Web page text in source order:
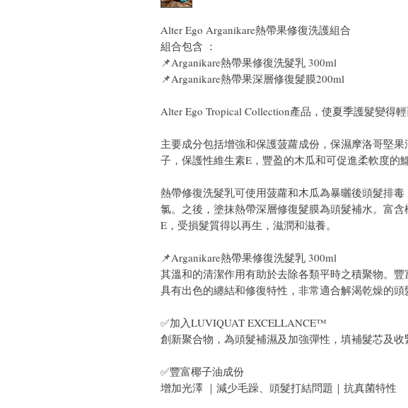
Alter Ego Arganikare熱帶果修復洗護組合
組合包含 ：
📌Arganikare熱帶果修復洗髮乳 300ml
📌Arganikare熱帶果深層修復髮膜200ml
Alter Ego Tropical Collection產品，使夏季護髮變得輕
主要成分包括增強和保護菠蘿成份，保濕摩洛哥堅
子，保護性維生素E，豐盈的木瓜和可促進柔軟度的
熱帶修復洗髮乳可使用菠蘿和木瓜為暴曬後頭髮排
氯。之後，塗抹熱帶深層修復髮膜為頭髮補水。富
E，受損髮質得以再生，滋潤和滋養。
📌Arganikare熱帶果修復洗髮乳 300ml
其溫和的清潔作用有助於去除各類平時之積聚物。
具有出色的纏結和修復特性，非常適合解渴乾燥的頭
✅加入LUVIQUAT EXCELLANCE™
創新聚合物，為頭髮補濕及加強彈性，填補髮芯及
✅豐富椰子油成份
增加光澤 ｜減少毛躁、頭髮打結問題｜抗真菌特性